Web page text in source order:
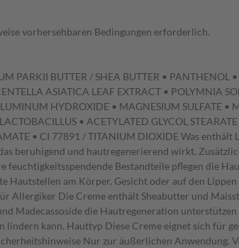
vorhersehbaren Bedingungen erforderlich.
PARKII BUTTER / SHEA BUTTER • PANTHENOL
ASIATICA LEAF EXTRACT • POLYMNIA
HYDROXIDE • MAGNESIUM SULFATE •
• ACETYLATED GLYCOL
• CI 77891 / TITANIUM DIOXIDE Was enthält
beruhigend und hautregenerierend wirkt.
Bestandteile pflegen die
Hautstellen am Körper, Gesicht oder auf den
Allergiker Die Creme enthält Sheabutter und
Madecassoside die Hautregeneration
kann. Hauttyp Diese Creme eignet sich für
Nur zur äußerlichen Anwendung.